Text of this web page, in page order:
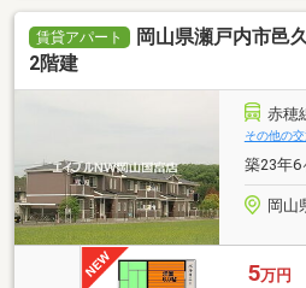
賃貸アパート
岡山県瀬戸内市邑
2階建
赤穂
その他の交
築23年6
岡山
5万円